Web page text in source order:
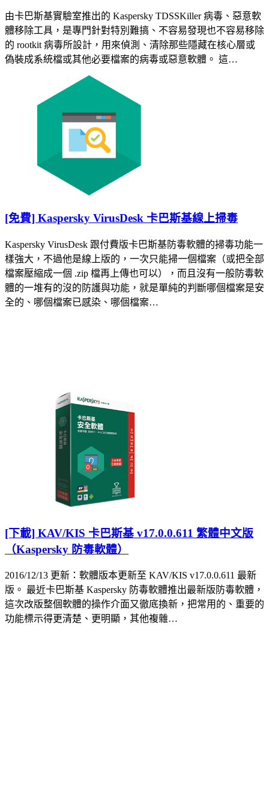
由卡巴斯基實驗室推出的 Kaspersky TDSSKiller 病毒、惡意軟
體移除工具，是專門針對特別難搞、不容易發現也不容易移除
的 rootkit 病毒所設計，用來偵測、清除那些隱藏在核心層或
偽裝成系統檔或其他必要檔案的病毒或惡意軟體。 這…
[免費] Kaspersky VirusDesk 卡巴斯基線上掃毒
Kaspersky VirusDesk 跟付費版卡巴斯基防毒軟體的掃毒功能一
樣強大，不過他是線上版的，一次只能掃一個檔案（或把全部
檔案壓縮成一個 .zip 檔再上傳也可以），而且沒有一般防毒軟
體的一堆有的沒的防護與功能，就是單純的判斷哪個檔案是安
全的、哪個檔案已感染、哪個檔案…
[下載] KAV/KIS 卡巴斯基 v17.0.0.611 繁體中文版
（Kaspersky 防毒軟體）
2016/12/13 更新：軟體版本更新至 KAV/KIS v17.0.0.611 最新
版。 最近卡巴斯基 Kaspersky 防毒軟體推出最新版防毒軟體，
這次改版整個軟體的操作介面又徹底換新，把常用的、重要的
功能標示得更清楚、更明顯，其他複雜…